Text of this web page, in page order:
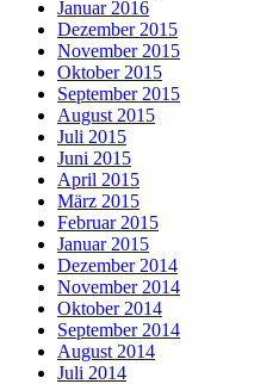
Januar 2016
Dezember 2015
November 2015
Oktober 2015
September 2015
August 2015
Juli 2015
Juni 2015
April 2015
März 2015
Februar 2015
Januar 2015
Dezember 2014
November 2014
Oktober 2014
September 2014
August 2014
Juli 2014